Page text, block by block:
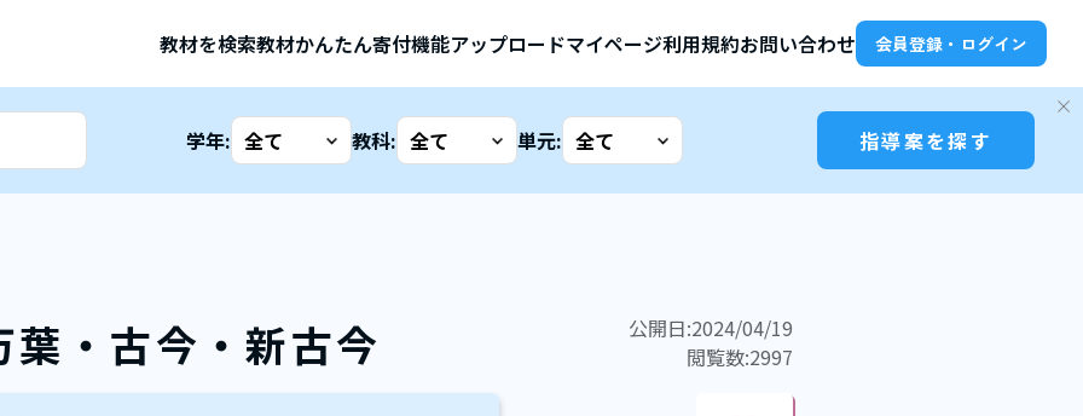
教材を検索教材かんたん寄付機能アップロードマイページ利用規約お問い合わせ 会員登録・ログイン
学年: 教科: 単元: 指導案を探す
葉・古今・新古今
公開日:2024/04/19
閲覧数:2997